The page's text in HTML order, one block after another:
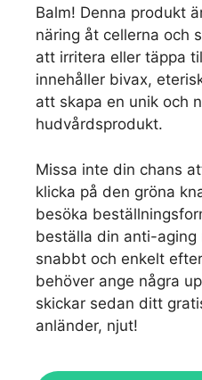
Balm! Denna produkt
näring åt cellerna och
att irritera eller täppa
innehåller bivax,
att skapa en unik och
hudvårdsprodukt.
Missa inte din chans
klicka på den gröna
besöka
beställa din anti-aging
snabbt och enkelt
behöver ange några
skickar sedan ditt
anländer, njut!